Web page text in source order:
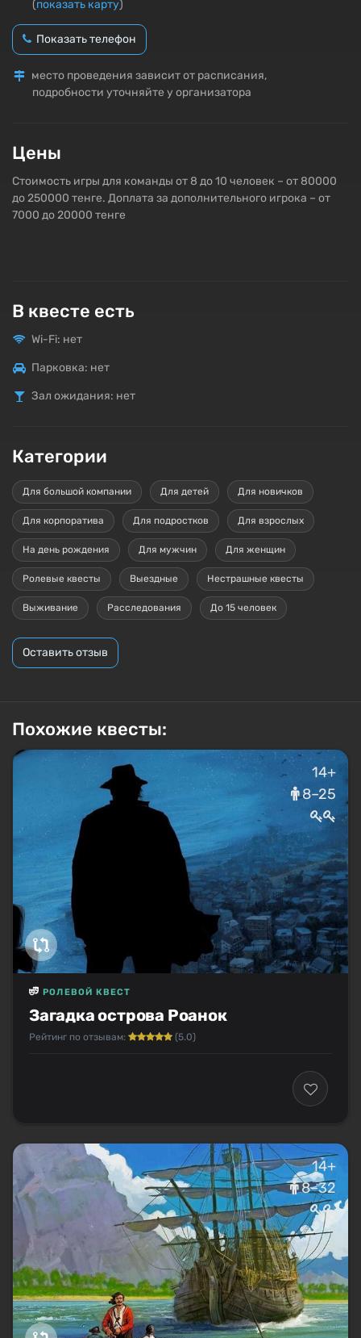
(показать карту)
Показать телефон
место проведения зависит от расписания,
подробности уточняйте у организатора
Цены
Стоимость игры для команды от 8 до 10 человек – от 80000
до 250000 тенге. Доплата за дополнительного игрока – от
7000 до 20000 тенге
В квесте есть
Wi-Fi: нет
Парковка: нет
Зал ожидания: нет
Категории
Для большой компании Для детей Для новичков
Для корпоратива Для подростков Для взрослых
На день рождения Для мужчин Для женщин
Ролевые квесты Выездные Нестрашные квесты
Выживание Расследования До 15 человек
Оставить отзыв
Похожие квесты:
14+
8–25
Загадка острова Роанок
РОЛЕВОЙ КВЕСТ
Рейтинг по отзывам: (5.0)
14+
8–32